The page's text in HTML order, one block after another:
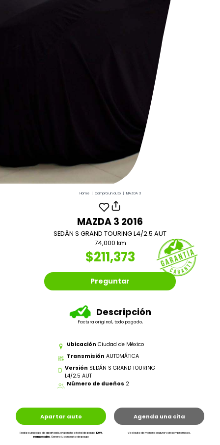
Home | Compra un auto | MAZDA 3
MAZDA 3 2016
SEDÁN S GRAND TOURING L4/2.5 AUT
74,000 km
$211,373
Preguntar
Descripción
Factura original, todo pagado,
Ubicación Ciudad de México
Transmisión AUTOMÁTICA
Versión SEDÁN S GRAND TOURING
L4/2.5 AUT
Número de dueños 2
Apartar auto
Realiza un pago de apartado, enganche o total de pago.100%
reembolsable.Genera tu concepto de pago
Agenda una cita
Ve el auto de manera segura y sin compromisos.